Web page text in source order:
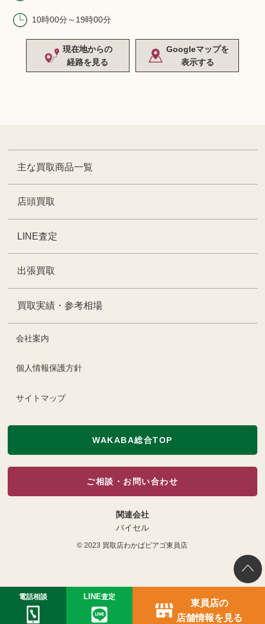
10時00分～19時00分
現在地からの
経路を見る
Googleマップを
表示する
主な買取商品一覧
店頭買取
LINE査定
出張買取
買取実績・参考相場
会社案内
個人情報保護方針
サイトマップ
WAKABA総合TOP
ご相談・お問い合わせ
関連会社
バイセル
© 2023 買取店わかばピアゴ東員店
電話相談 LINE査定
東員店の
店舗情報を見る